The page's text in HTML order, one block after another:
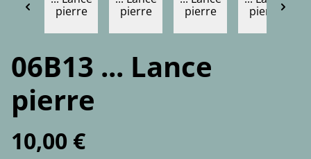
06B13 ... Lance
pierre
10,00 €